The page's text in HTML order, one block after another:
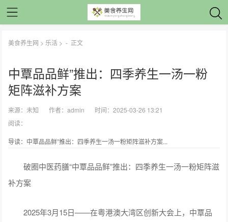
美食养生网 > 乐活 > - 正文
中覃品品鲜”推出：四季养生一汤一粉
矩阵滋补方案
来源：未知 作者：admin
时间：2025-03-26 13:21
阅读：
导读：中覃品品鲜”推出：四季养生一汤一粉矩阵滋补方案...
破圈中医药膳“中覃品品鲜”推出：四季养生一汤一粉矩阵滋
补方案
2025年3月15日——在粤港澳大湾区创新大会上，中覃品